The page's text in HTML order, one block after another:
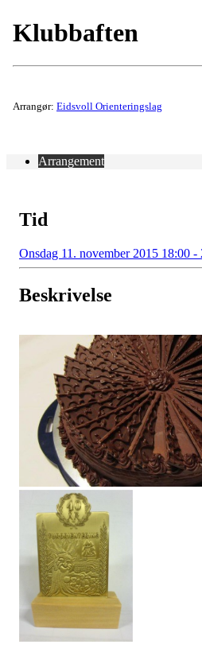
Klubbaften
Arrangør: Eidsvoll Orienteringslag
Arrangement
Tid
Onsdag 11. november 2015 18:00 -
Beskrivelse